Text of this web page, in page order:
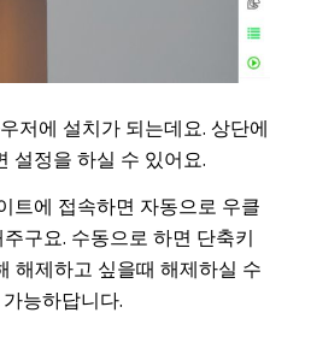
저에 설치가 되는데요. 상단에
설정을 하실 수 있어요.
트에 접속하면 자동으로 우클
구요. 수동으로 하면 단축키
해제하고 싶을때 해제하실 수
능하답니다.